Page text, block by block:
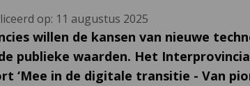
op: 11 augustus 2025
willen de kansen van nieuwe
publieke waarden. Het
‘Mee in de digitale transitie - Van